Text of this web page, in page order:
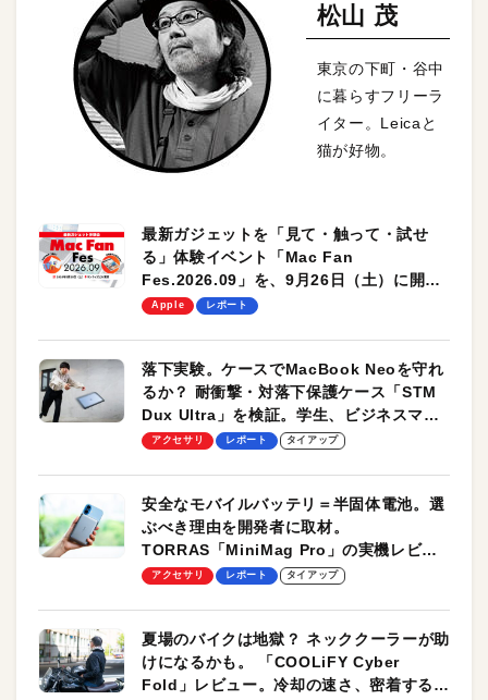
松山 茂
東京の下町・谷中
に暮らすフリーラ
イター。Leicaと
猫が好物。
最新ガジェットを「見て・触って・試せ
る」体験イベント「Mac Fan
Fes.2026.09」を、9月26日（土）に開催
します！
Apple レポート
落下実験。ケースでMacBook Neoを守れ
るか？ 耐衝撃・対落下保護ケース「STM
Dux Ultra」を検証。学生、ビジネスマン
のモバイルユースに最適！
アクセサリ レポート タイアップ
安全なモバイルバッテリ＝半固体電池。選
ぶべき理由を開発者に取材。
TORRAS「MiniMag Pro」の実機レビュ
ーも
アクセサリ レポート タイアップ
夏場のバイクは地獄？ ネッククーラーが助
けになるかも。 「COOLiFY Cyber
Fold」レビュー。冷却の速さ、密着する冷